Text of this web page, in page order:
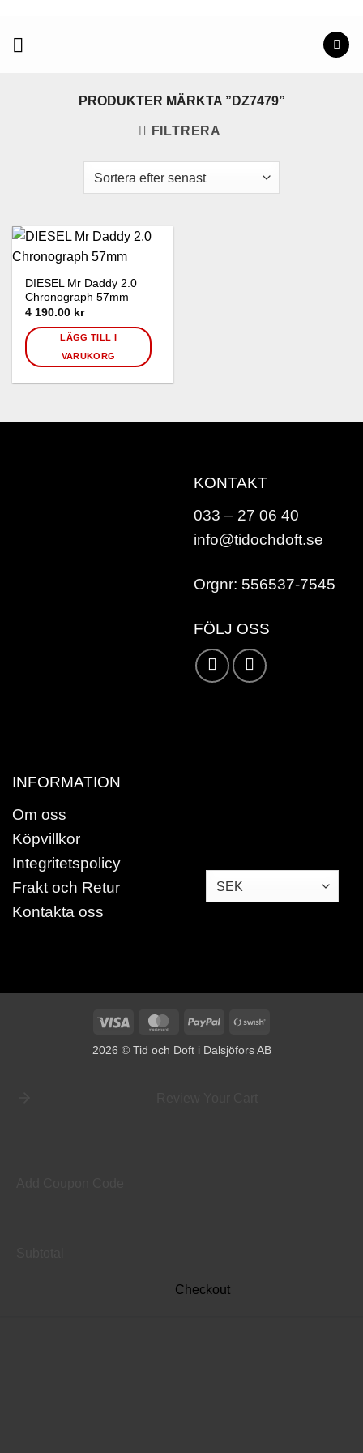
content
PRODUKTER MÄRKTA ”DZ7479”
FILTRERA
DIESEL Mr Daddy 2.0
Chronograph 57mm
4 190.00 kr
LÄGG TILL I
VARUKORG
KONTAKT
033 – 27 06 40
info@tidochdoft.se
Orgnr: 556537-7545
FÖLJ OSS
INFORMATION
Om oss
Köpvillkor
Integritetspolicy
Frakt och Retur
Kontakta oss
Visa MasterCardPayPal
Swish
2026 © Tid och Doft i Dalsjöfors AB
Checkout